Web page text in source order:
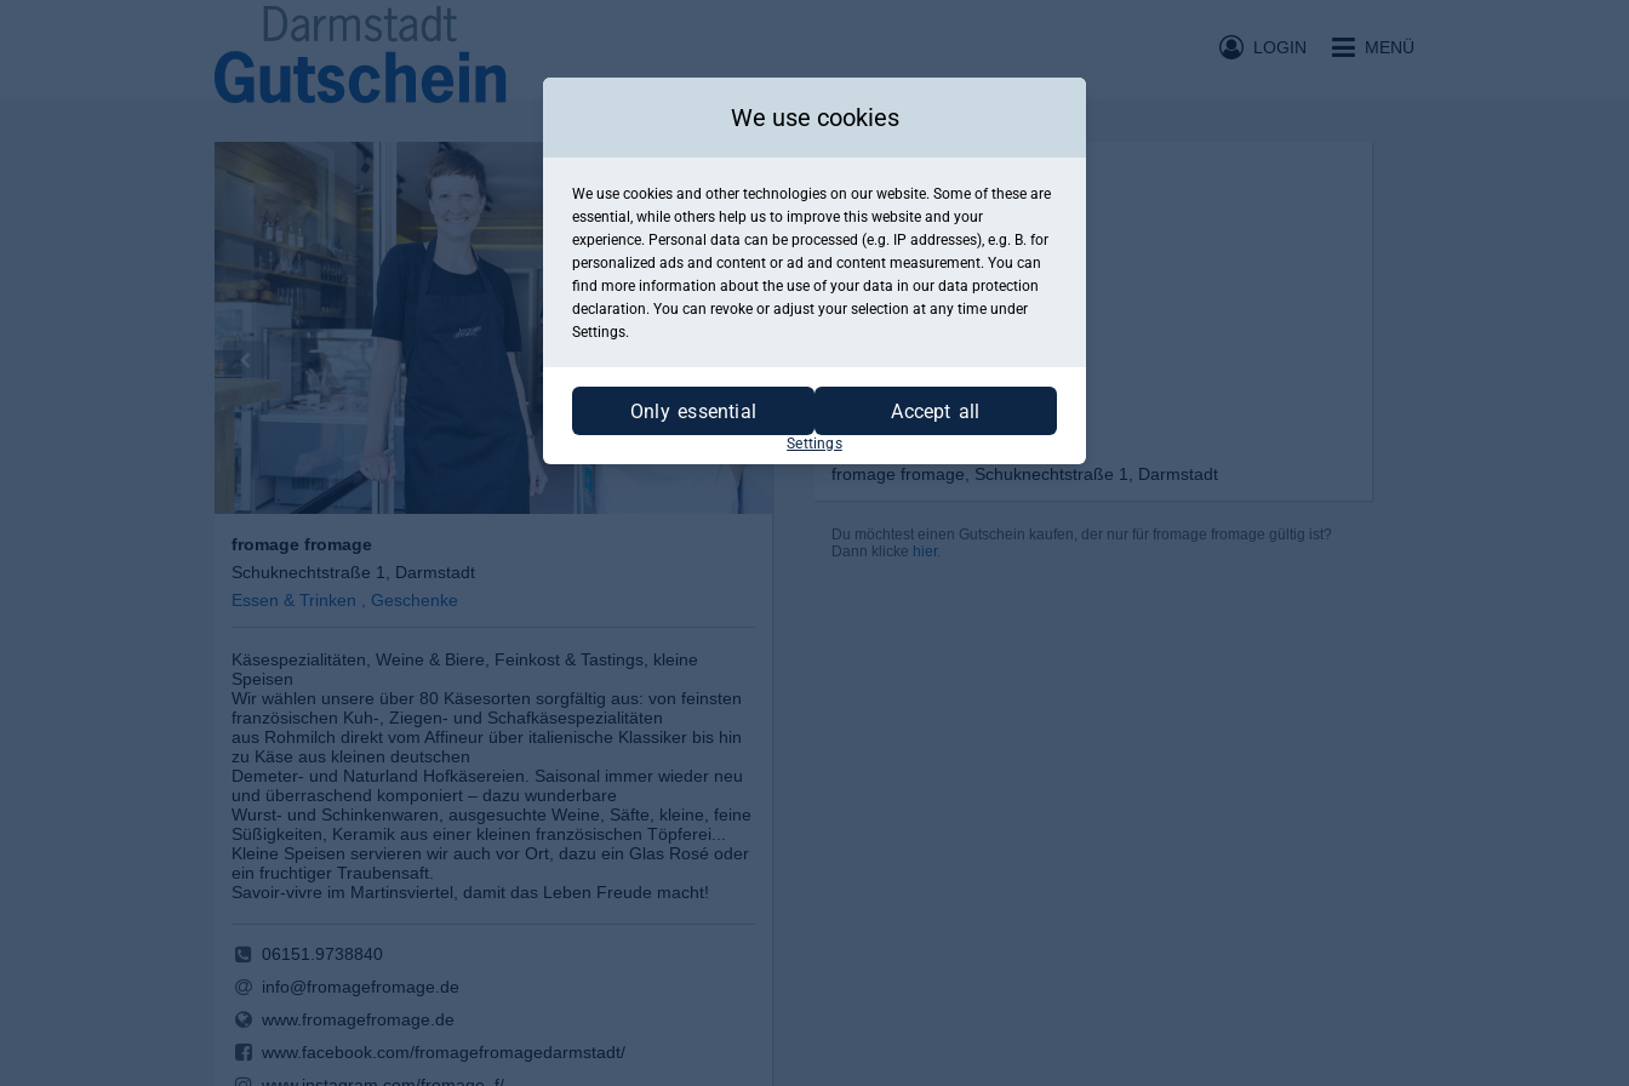
MENÜ
LOGIN
fromage fromage
Schuknechtstraße 1, Darmstadt
Essen & Trinken , Geschenke
Käsespezialitäten, Weine & Biere, Feinkost & Tastings, kleine
Speisen
Wir wählen unsere über 80 Käsesorten sorgfältig aus: von feinsten
französischen Kuh-, Ziegen- und Schafkäsespezialitäten
aus Rohmilch direkt vom Affineur über italienische Klassiker bis hin
zu Käse aus kleinen deutschen
Demeter- und Naturland Hofkäsereien. Saisonal immer wieder neu
und überraschend komponiert – dazu wunderbare
Wurst- und Schinkenwaren, ausgesuchte Weine, Säfte, kleine, feine
Süßigkeiten, Keramik aus einer kleinen französischen Töpferei...
Kleine Speisen servieren wir auch vor Ort, dazu ein Glas Rosé oder
ein fruchtiger Traubensaft.
Savoir-vivre im Martinsviertel, damit das Leben Freude macht!
06151.9738840
info@fromagefromage.de
www.fromagefromage.de
www.facebook.com/fromagefromagedarmstadt/
fromage fromage, Schuknechtstraße 1, Darmstadt
Du möchtest einen Gutschein kaufen, der nur für fromage fromage gültig ist?
Dann klicke hier.
We use cookies
We use cookies and other technologies on our website. Some of these are
essential, while others help us to improve this website and your
experience. Personal data can be processed (e.g. IP addresses), e.g. B. for
personalized ads and content or ad and content measurement. You can
find more information about the use of your data in our data protection
declaration. You can revoke or adjust your selection at any time under
Settings.
Only essential Accept all
Settings